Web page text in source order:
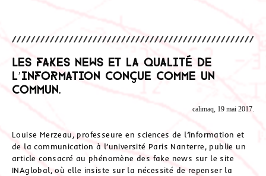
Les fakes news et la qualité de
l’information conçue comme un
Commun.
calimaq, 19 mai 2017.
Louise Merzeau, professeure en sciences de l’information et
de la communication à l’université Paris Nanterre, publie un
article consacré au phénomène des fake news sur le site
INAglobal, où elle insiste sur la nécessité de repenser la